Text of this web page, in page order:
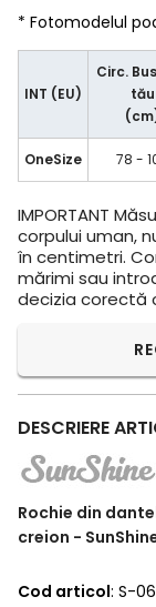
* Fotomodelul
INT (EU)
Circ.
tău
OneSize 78 -
IMPORTANT
corpului uman,
în centimetri.
mărimi sau
decizia corectă
DESCRIERE
Rochie din
creion -
Cod articol: S-